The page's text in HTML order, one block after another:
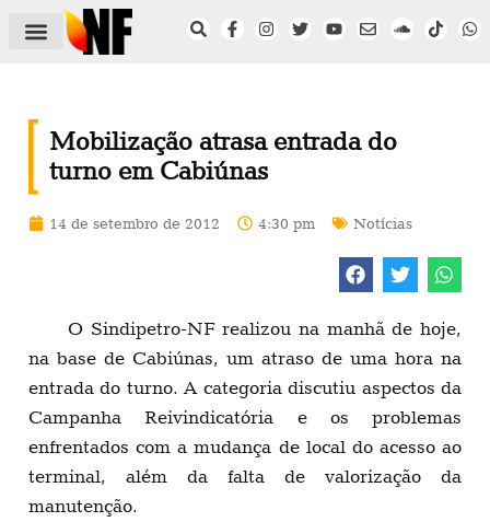
Mobilização atrasa entrada do
turno em Cabiúnas
14 de setembro de 2012 4:30 pm Notícias
O Sindipetro-NF realizou na manhã de hoje,
na base de Cabiúnas, um atraso de uma hora na
entrada do turno. A categoria discutiu aspectos da
Campanha Reivindicatória e os problemas
enfrentados com a mudança de local do acesso ao
terminal, além da falta de valorização da
manutenção.